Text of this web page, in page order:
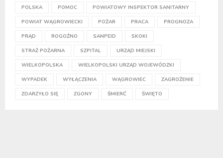
POLSKA POMOC POWIATOWY INSPEKTOR SANITARNY
POWIAT WĄGROWIECKI POŻAR PRACA PROGNOZA
PRĄD ROGOŹNO SANPEID SKOKI
STRAŻ POŻARNA SZPITAL URZĄD MIEJSKI
WIELKOPOLSKA WIELKOPOLSKI URZĄD WOJEWÓDZKI
WYPADEK WYŁĄCZENIA WĄGROWIEC ZAGROŻENIE
ZDARZYŁO SIĘ ZGONY ŚMIERĆ ŚWIĘTO